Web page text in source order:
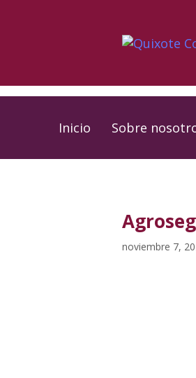
Skip
Inicio Sobre
noviembre 7,